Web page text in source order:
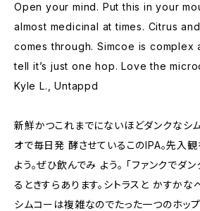
Open your mind. Put this in your
almost medicinal at times. Citrus
comes through. Simcoe is complex
tell it’s just one hop. Love the
Kyle L., Untappd
新鮮かつこれまでにないほどダンクなシ
オで毎⽇発 酵させているこのIPA。先⼊観
よう。ぜひ飲んでみ よう。 「ファンクでダ
るときすらあります。シトラスと かすかな
シムコーは複雑なのでたった⼀つのホッ